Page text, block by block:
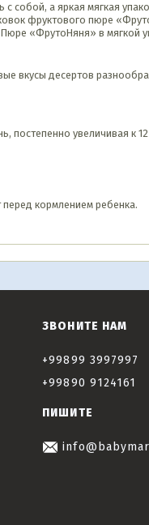
собой, а яркая мягкая
фруктового пюре
«ФрутоНяня» в мягкой
вкусы десертов
увеличивая к
кормлением ребенка.
ЗВОНИТЕ НАМ
+99899 3997997
+99890 9124161
ПИШИТЕ